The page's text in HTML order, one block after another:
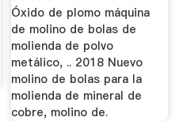
Óxido de plomo máquina
de molino de bolas de
molienda de polvo
metálico, .. 2018 Nuevo
molino de bolas para la
molienda de mineral de
cobre, molino de.